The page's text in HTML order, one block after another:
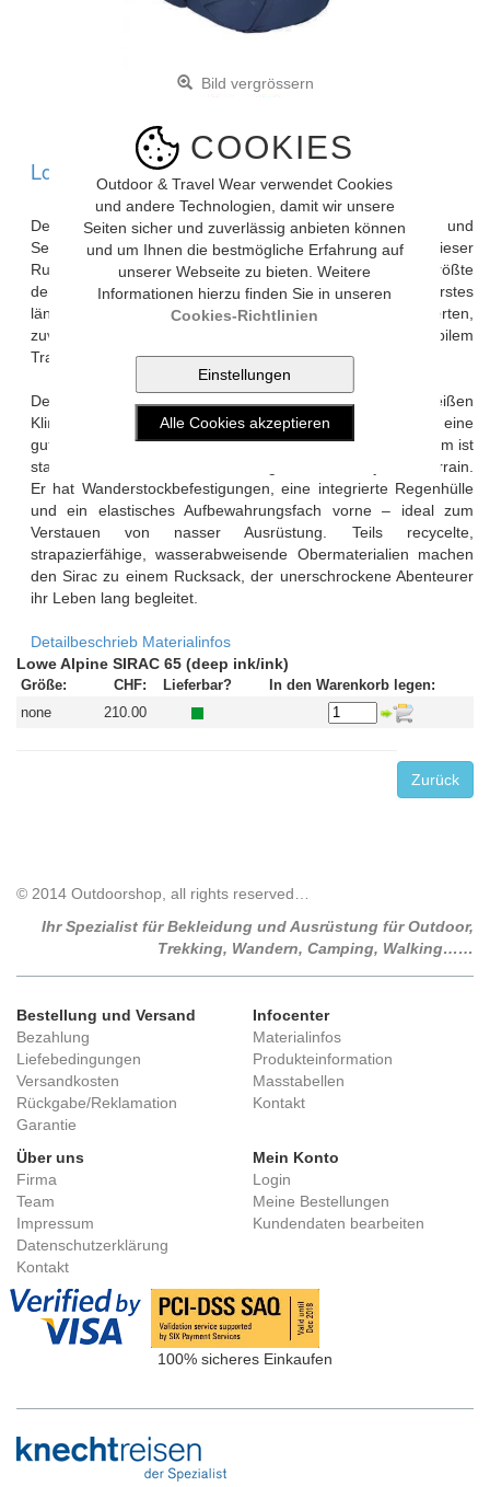
COOKIES
Outdoor & Travel Wear verwendet Cookies
und andere Technologien, damit wir unsere
Seiten sicher und zuverlässig anbieten können
und um Ihnen die bestmögliche Erfahrung auf
unserer Webseite zu bieten. Weitere
Informationen hierzu finden Sie in unseren
Cookies-Richtlinien
Bild vergrössern
Lowe Alpine SIRAC 65 (deep ink/ink)
Der Sirac 65 ist ideal für lange Rucksacktouren und
Selbstversorger-Trekkingtouren in schwierigem Terrain. Dieser
Rucksack mit einem Fassungsvermögen von 65 l ist der größte
der Sirac-Reihe und wurde für all jene entwickelt, die ihr erstes
längeres Abenteuer wagen und einen unkomplizierten,
zuverlässigen und leichten Rucksack mit robustem und stabilem
Tragekomfort suchen.
Der Sirac ist Trinksystem-kompatibel und sorgt in heißen
Klimazonen und bei Höchstanstrengungen im Gelände für eine
gute Luftzirkulation. Das leichte Air Contour X™ Tragesystem ist
stabil und dennoch flexibel und begleitet dich auf jedem Terrain.
Er hat Wanderstockbefestigungen, eine integrierte Regenhülle
und ein elastisches Aufbewahrungsfach vorne – ideal zum
Verstauen von nasser Ausrüstung. Teils recycelte,
strapazierfähige, wasserabweisende Obermaterialien machen
den Sirac zu einem Rucksack, der unerschrockene Abenteurer
ihr Leben lang begleitet.
Detailbeschrieb Materialinfos
Lowe Alpine SIRAC 65 (deep ink/ink)
Größe: CHF: Lieferbar?
In den Warenkorb legen:
none
210.00
Zurück
© 2014 Outdoorshop, all rights reserved…
Ihr Spezialist für Bekleidung und Ausrüstung für Outdoor,
Trekking, Wandern, Camping, Walking……
Bestellung und Versand
Bezahlung
Liefebedingungen
Versandkosten
Rückgabe/Reklamation
Garantie
Infocenter
Materialinfos
Produkteinformation
Masstabellen
Kontakt
Über uns
Firma
Team
Impressum
Datenschutzerklärung
Kontakt
Mein Konto
Login
Meine Bestellungen
Kundendaten bearbeiten
100% sicheres Einkaufen